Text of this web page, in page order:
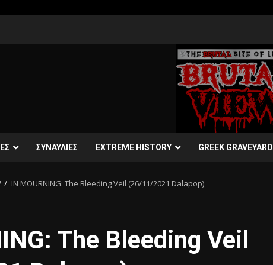
ΣΥΝΑΥΛΙΕΣ EXTREME HISTORY GREEK GRAVEYARD
IN MOURNING: The Bleeding Veil (26/11/2021 Dalapop)
The Bleeding Veil